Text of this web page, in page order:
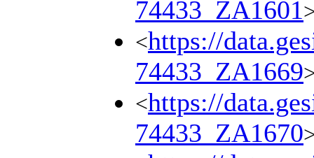
74433_ZA1601
<https://
74433_ZA1669
<https://
74433_ZA1670